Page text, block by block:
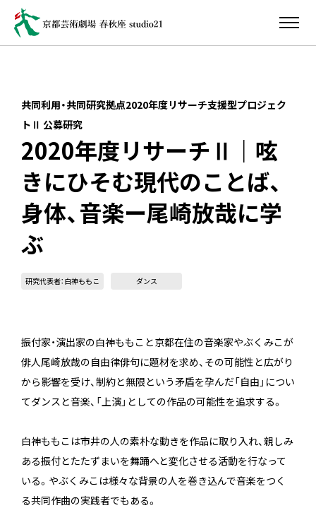
共同利用・共同研究拠点2020年度リサーチ支援型プロジェク
トⅡ 公募研究
2020年度リサーチⅡ｜呟
きにひそむ現代のことば、
身体、音楽ー尾崎放哉に学
ぶ
研究代表者：白神ももこ ダンス
振付家・演出家の白神ももこと京都在住の音楽家やぶくみこが
俳人尾崎放哉の自由律俳句に題材を求め、その可能性と広がり
から影響を受け、制約と無限という矛盾を孕んだ「自由」につい
てダンスと音楽、「上演」としての作品の可能性を追求する。
白神ももこは市井の人の素朴な動きを作品に取り入れ、親しみ
ある振付とたたずまいを舞踊へと変化させる活動を行なって
いる。やぶくみこは様々な背景の人を巻き込んで音楽をつく
る共同作曲の実践者でもある。